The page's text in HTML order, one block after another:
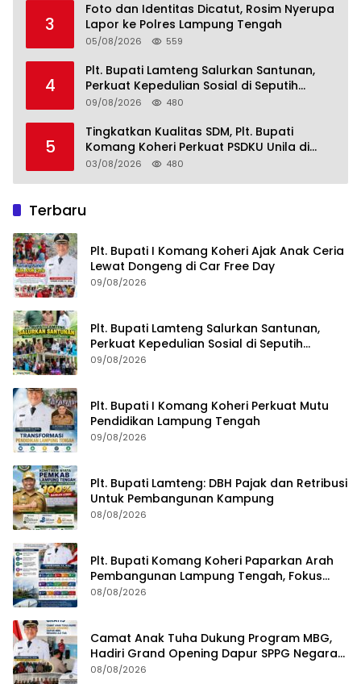
3
Foto dan Identitas Dicatut, Rosim Nyerupa
Lapor ke Polres Lampung Tengah
05/08/2026 559
4
Plt. Bupati Lamteng Salurkan Santunan,
Perkuat Kepedulian Sosial di Seputih
Mataram
09/08/2026 480
5
Tingkatkan Kualitas SDM, Plt. Bupati
Komang Koheri Perkuat PSDKU Unila di
Lampung Tengah
03/08/2026 480
Terbaru
Plt. Bupati I Komang Koheri Ajak Anak Ceria
Lewat Dongeng di Car Free Day
09/08/2026
Plt. Bupati Lamteng Salurkan Santunan,
Perkuat Kepedulian Sosial di Seputih
Mataram
09/08/2026
Plt. Bupati I Komang Koheri Perkuat Mutu
Pendidikan Lampung Tengah
09/08/2026
Plt. Bupati Lamteng: DBH Pajak dan Retribusi
Untuk Pembangunan Kampung
08/08/2026
Plt. Bupati Komang Koheri Paparkan Arah
Pembangunan Lampung Tengah, Fokus
pada SDM, Ekonomi, Infrastruktur dan
08/08/2026
Camat Anak Tuha Dukung Program MBG,
Hadiri Grand Opening Dapur SPPG Negara
Aji Tua Lampung Tengah
08/08/2026